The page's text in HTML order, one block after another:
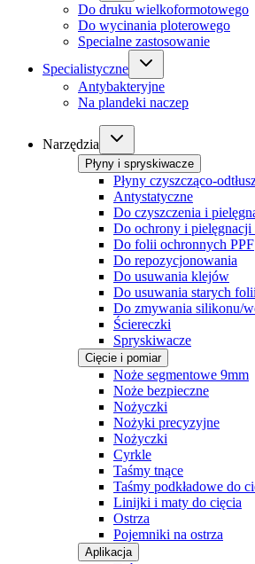
Do druku wielkoformotowego
Do wycinania ploterowego
Specialne zastosowanie
Specialistyczne
Antybakteryjne
Na plandeki naczep
Narzędzia
Płyny i spryskiwacze
Płyny czyszcząco-
Antystatyczne
Do czyszczenia i
Do ochrony i pielęgnacji
Do folii ochronnych PPF
Do repozycjonowania
Do usuwania klejów
Do usuwania starych folii
Do zmywania silikonu/
Ściereczki
Spryskiwacze
Cięcie i pomiar
Noże segmentowe 9mm
Noże bezpieczne
Nożyczki
Nożyki precyzyjne
Nożyczki
Cyrkle
Taśmy tnące
Taśmy podkładowe do
Linijki i maty do cięcia
Ostrza
Pojemniki na ostrza
Aplikacja